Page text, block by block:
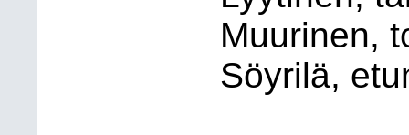
Muurinen,
Söyrilä,